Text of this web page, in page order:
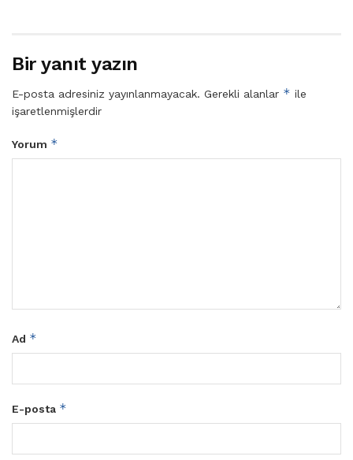
Bir yanıt yazın
E-posta adresiniz yayınlanmayacak. Gerekli alanlar * ile
işaretlenmişlerdir
Yorum *
Ad *
E-posta *